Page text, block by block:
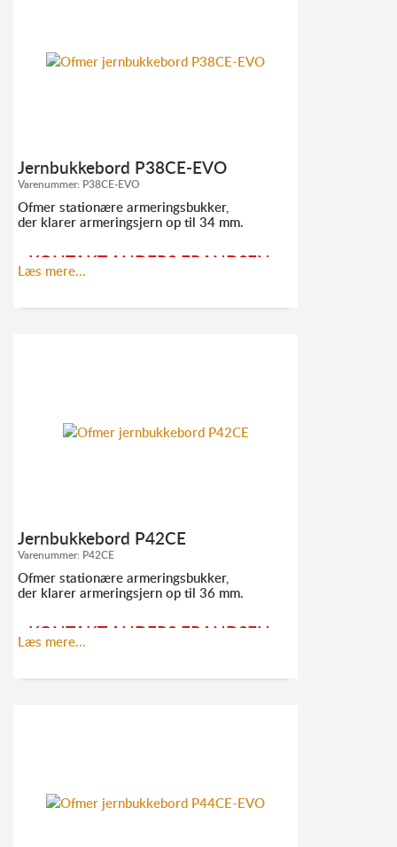
TLF. 5210 21 10 AF@ELMODAN.DK
Jernbukkebord P38CE-EVO
Varenummer: P38CE-EVO
Ofmer stationære armeringsbukker,
der klarer armeringsjern op til 34 mm.
KONTAKT ANDERS FRANDSEN
TLF. 5210 21 10 AF@ELMODAN.DK
Se P38CE-EVO splittegningher
Læs mere...
Jernbukkebord P42CE
Varenummer: P42CE
Ofmer stationære armeringsbukker,
der klarer armeringsjern op til 36 mm.
KONTAKT ANDERS FRANDSEN
TLF. 5210 21 10 AF@ELMODAN.DK
Læs mere...